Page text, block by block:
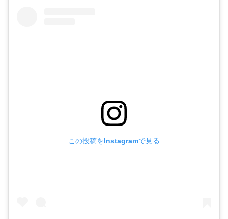
この投稿をInstagramで見る